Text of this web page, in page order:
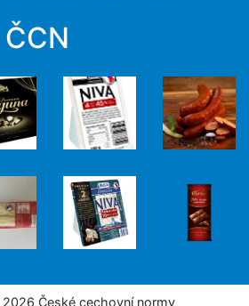
České cechovní normy